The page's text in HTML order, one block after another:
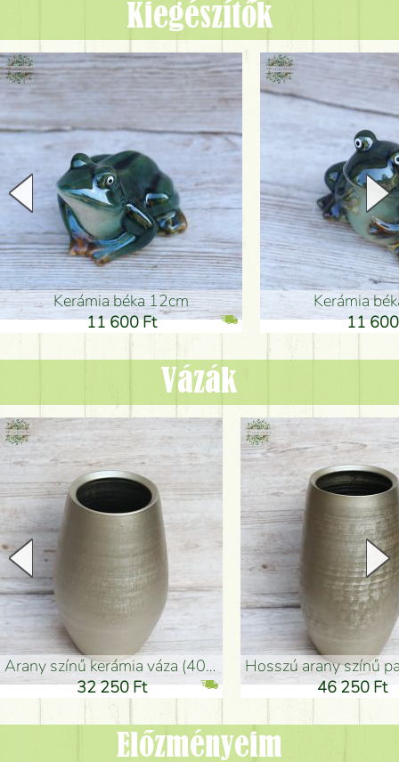
Kiegészítők
Kerámia béka 12cm
11 600 Ft
Kerámia
11
Vázák
arany színű kerámia váza (40x26cm)
32 250 Ft
hosszú arany színű
46 250 Ft
Előzményeim